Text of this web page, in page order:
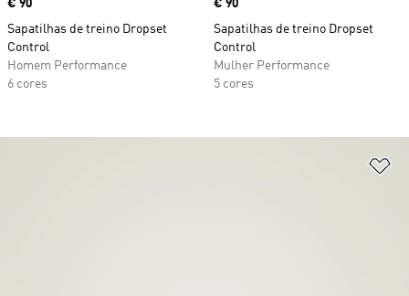
Price
€ 90
Sapatilhas de treino Dropset
Control
Homem Performance
6 cores
Price
€ 90
Sapatilhas de treino Dropset
Control
Mulher Performance
5 cores